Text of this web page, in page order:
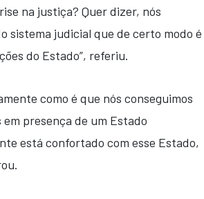
na justiça? Quer dizer, nós
sistema judicial que de certo modo é
do Estado”, referiu.
como é que nós conseguimos
presença de um Estado
está confortado com esse Estado,